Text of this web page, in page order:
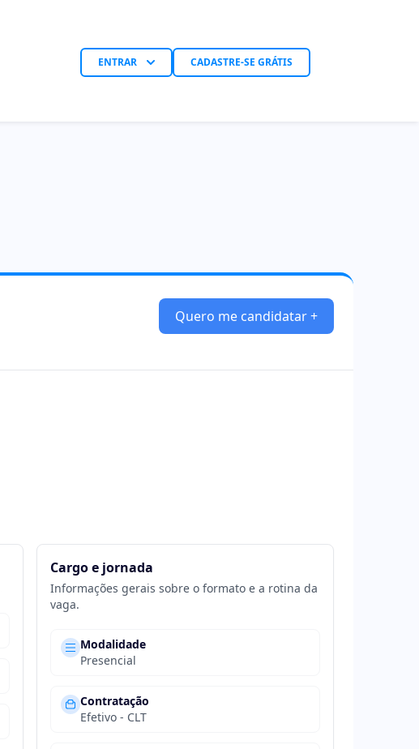
ENTRAR CADASTRE-SE GRÁTIS
Quero me candidatar +
Cargo e jornada
Informações gerais sobre o formato e a rotina da
vaga.
Modalidade
Presencial
Contratação
Efetivo - CLT